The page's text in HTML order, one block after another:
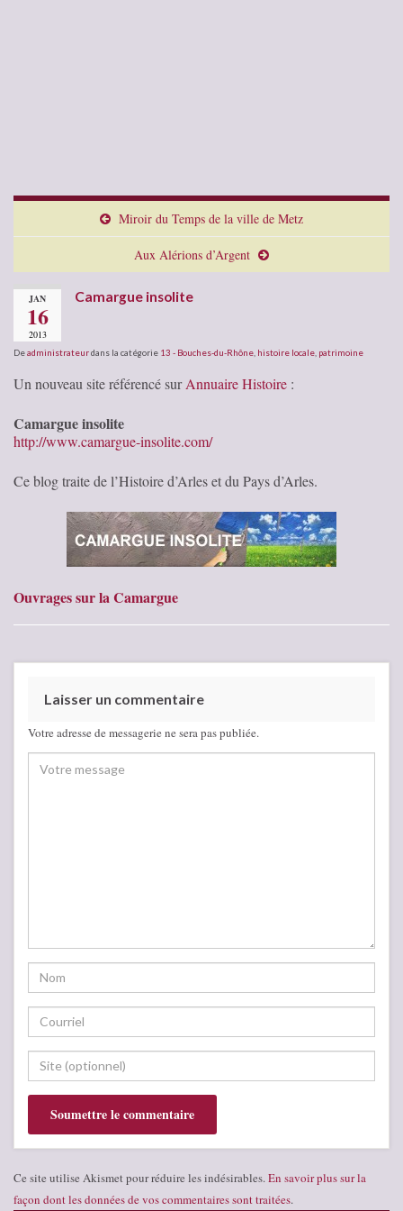
Miroir du Temps de la ville de Metz
Aux Alérions d’Argent
JAN
16
2013
Camargue insolite
Deadministrateurdans la catégorie 13 - Bouches-du-Rhône histoire locale patrimoine
Un nouveau site référencé surAnnuaire Histoire :
Camargue insolite
http://www.camargue-insolite.com/
Ce blog traite de l’Histoire d’Arles et du Pays d’Arles.
Ouvrages sur la Camargue
Laisser un commentaire
Votre adresse de messagerie ne sera pas publiée.
Ce site utilise Akismet pour réduire les indésirables. En savoir plus sur la
façon dont les données de vos commentaires sont traitées.